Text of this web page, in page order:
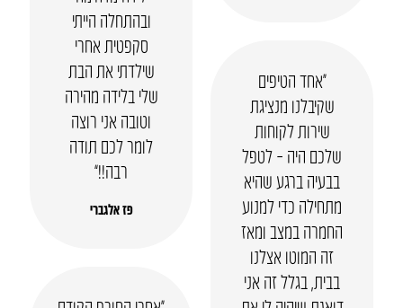
ובהתחלה הייתי
סקפטית אחרי
שילדתי את הבת
שלי בלידה מהירה
וטובה אני רוצה
לומר לכם תודה
רבה!!”
פז אלגברי
“אחד הטיפים
שקיבלנו מנציגת
שירות לקוחות
שלכם היה – לטפל
בבעיה ברגע שהיא
מתחילה כדי למנוע
החמרה במצב ומאז
זה המוטו אצלנו
בבית, בגלל זה אני